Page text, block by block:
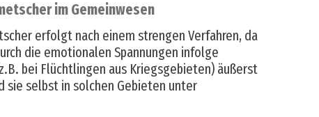
im Gemeinwesen
erfolgt nach einem strengen Verfahren, da
die emotionalen Spannungen infolge
bei Flüchtlingen aus Kriegsgebieten) äußerst
sie selbst in solchen Gebieten unter